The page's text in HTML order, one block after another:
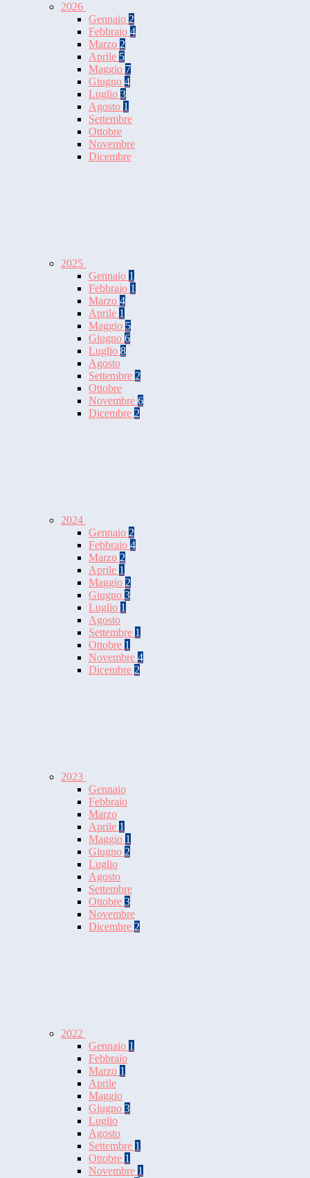
2026
Gennaio 2
Febbraio 4
Marzo 2
Aprile 5
Maggio 7
Giugno 4
Luglio 3
Agosto 1
Settembre
Ottobre
Novembre
Dicembre
2025
Gennaio 1
Febbraio 1
Marzo 4
Aprile 1
Maggio 5
Giugno 6
Luglio 8
Agosto
Settembre 2
Ottobre
Novembre 6
Dicembre 2
2024
Gennaio 2
Febbraio 4
Marzo 2
Aprile 1
Maggio 2
Giugno 3
Luglio 1
Agosto
Settembre 1
Ottobre 1
Novembre 4
Dicembre 2
2023
Gennaio
Febbraio
Marzo
Aprile 1
Maggio 1
Giugno 2
Luglio
Agosto
Settembre
Ottobre 3
Novembre
Dicembre 2
2022
Gennaio 1
Febbraio
Marzo 1
Aprile
Maggio
Giugno 3
Luglio
Agosto
Settembre 1
Ottobre 1
Novembre 1